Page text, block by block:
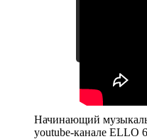
Начинающий
youtube-канале ELLO